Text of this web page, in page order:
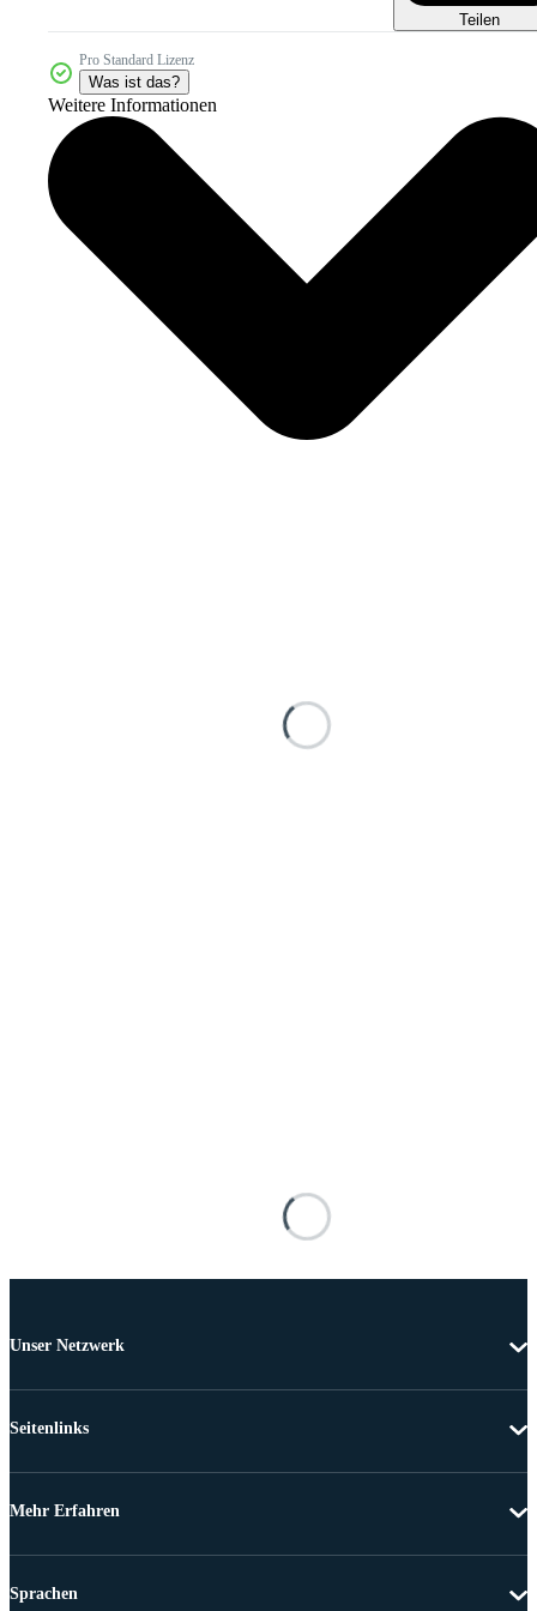
Teilen
Pro Standard Lizenz
Was ist das?
Weitere Informationen
Unser Netzwerk
Seitenlinks
Mehr Erfahren
Sprachen